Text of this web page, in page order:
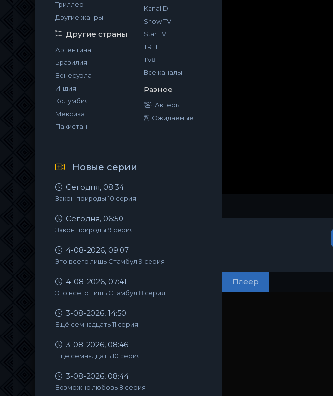
Триллер
Другие жанры
Другие страны
Аргентина
Бразилия
Венесуэла
Индия
Колумбия
Мексика
Пакистан
Kanal D
Show TV
Star TV
TRT1
TV8
Все каналы
Разное
Актёры
Ожидаемые
Новые серии
Сегодня, 08:34
Закон природы 10 серия
Сегодня, 06:50
Закон природы 9 серия
4-08-2026, 09:07
Это всего лишь Стамбул 9 серия
4-08-2026, 07:41
Это всего лишь Стамбул 8 серия
3-08-2026, 14:50
Ещё семнадцать 11 серия
3-08-2026, 08:46
Ещё семнадцать 10 серия
3-08-2026, 08:44
Возможно любовь 8 серия
Плеер